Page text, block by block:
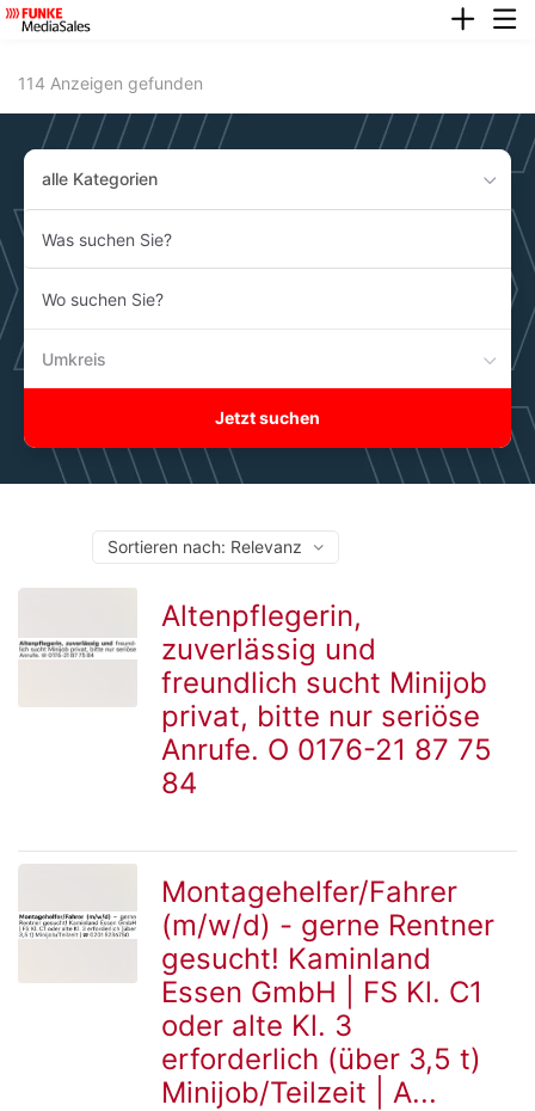
Accessibility
zur
Navigation
114 Anzeigen gefunden
alle Kategorien
suchen
Sie?
suchen
Umkreis
Jetzt suchen
Detailseite
Altenpflegerin,
zuverlässig und
freundlich sucht Minijob
privat, bitte nur seriöse
Anrufe. O 0176-21 87 75
84
Detailseite
Montagehelfer/Fahrer
(m/w/d) - gerne Rentner
gesucht! Kaminland
Essen GmbH | FS Kl. C1
oder alte Kl. 3
erforderlich (über 3,5 t)
Minijob/Teilzeit | A...